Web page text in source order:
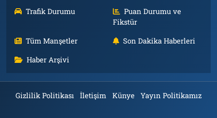
Trafik Durumu
Puan Durumu ve
Fikstür
Tüm Manşetler
Son Dakika Haberleri
Haber Arşivi
Gizlilik Politikası İletişim Künye Yayın Politikamız